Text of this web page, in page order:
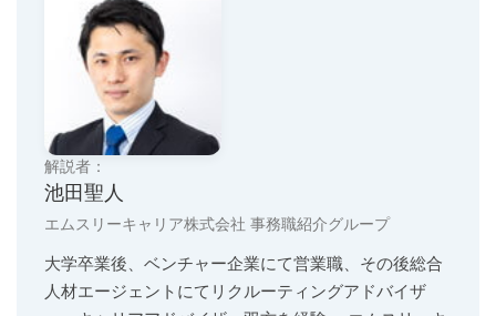
解説者：
池田聖人
エムスリーキャリア株式会社 事務職紹介グループ
大学卒業後、ベンチャー企業にて営業職、その後総合
人材エージェントにてリクルーティングアドバイザ